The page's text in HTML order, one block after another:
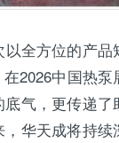
全方位的产品
2026中国热泵
底气，更传递了
华天成将持续